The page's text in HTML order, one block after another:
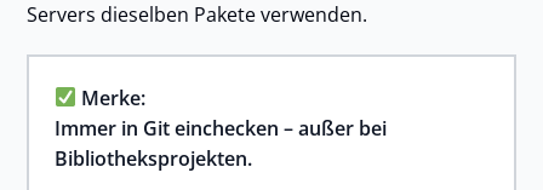
Servers dieselben Pakete verwenden.
Merke:
Immer in Git einchecken – außer bei
Bibliotheksprojekten.